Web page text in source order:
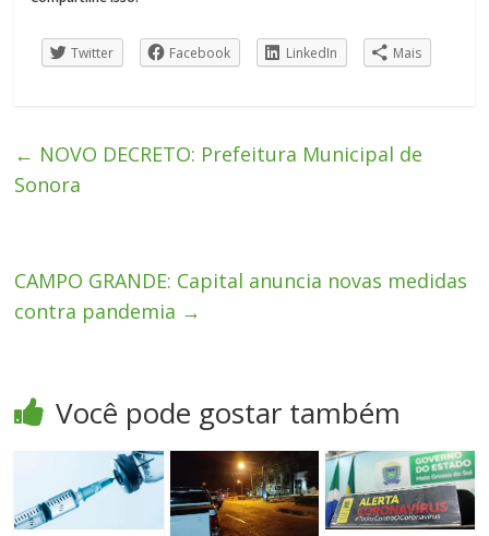
Twitter Facebook LinkedIn Mais
← NOVO DECRETO: Prefeitura Municipal de
Sonora
CAMPO GRANDE: Capital anuncia novas medidas
contra pandemia →
Você pode gostar também